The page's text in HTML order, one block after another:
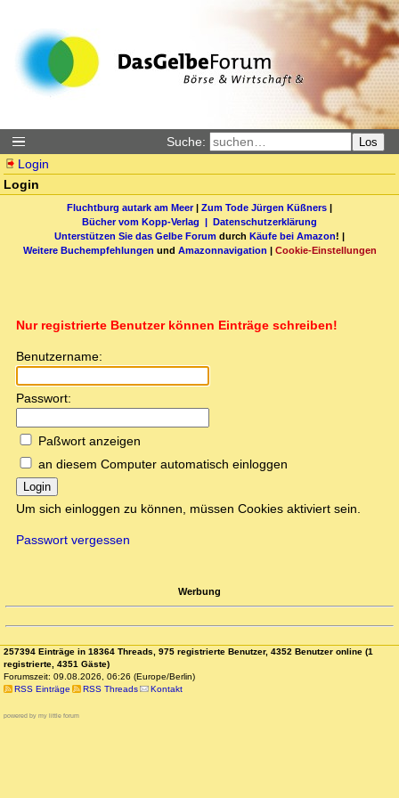
Suche: Los
Login
Login
Fluchtburg autark am Meer| Zum Tode Jürgen Küßners |
Bücher vom Kopp-Verlag | Datenschutzerklärung
Unterstützen Sie das Gelbe Forum durch Käufe bei Amazon! |
Weitere Buchempfehlungen und Amazonnavigation | Cookie-Einstellungen
Nur registrierte Benutzer können Einträge schreiben!
Benutzername:
Passwort:
Paßwort anzeigen
an diesem Computer automatisch einloggen
Login
Um sich einloggen zu können, müssen Cookies aktiviert sein.
Passwort vergessen
Werbung
257394 Einträge in 18364 Threads, 975 registrierte Benutzer, 4352 Benutzer online (1
registrierte, 4351 Gäste)
Forumszeit: 09.08.2026, 06:26 (Europe/Berlin)
RSS Einträge
RSS Threads Kontakt
powered by my little forum